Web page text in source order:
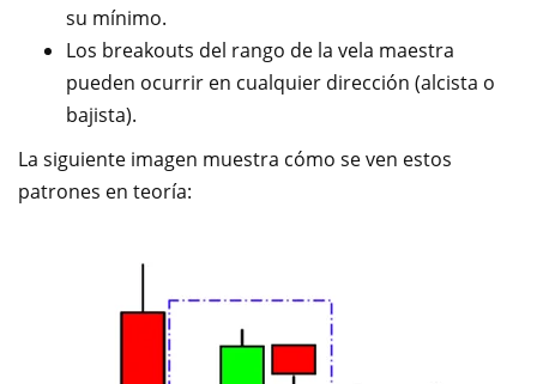
su mínimo.
Los breakouts del rango de la vela maestra
pueden ocurrir en cualquier dirección (alcista o
bajista).
La siguiente imagen muestra cómo se ven estos
patrones en teoría: